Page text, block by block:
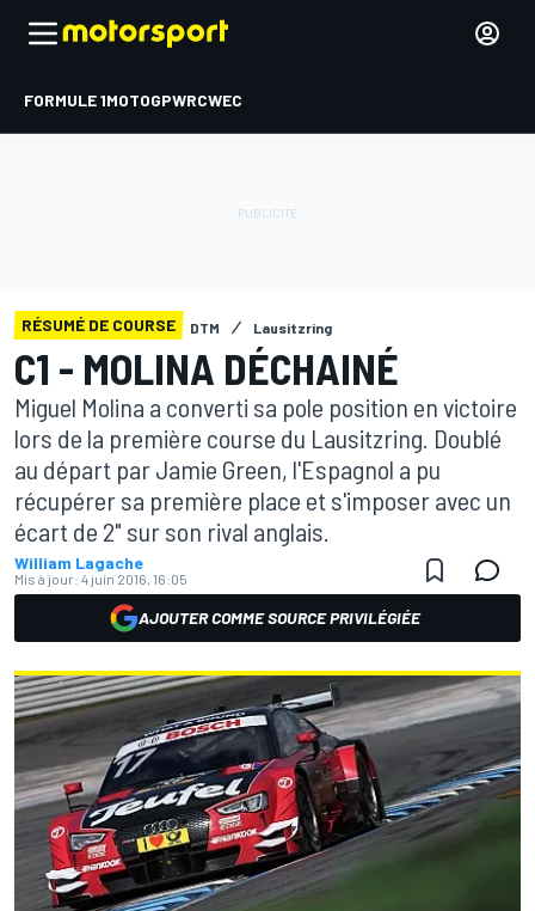
FORMULE 1MOTOGPWRCWEC
RÉSUMÉ DE COURSE DTM Lausitzring
C1 - MOLINA DÉCHAINÉ
Miguel Molina a converti sa pole position en victoire
lors de la première course du Lausitzring. Doublé
au départ par Jamie Green, l'Espagnol a pu
récupérer sa première place et s'imposer avec un
écart de 2" sur son rival anglais.
William Lagache
Mis à jour: 4 juin 2016, 16:05
AJOUTER COMME SOURCE PRIVILÉGIÉE